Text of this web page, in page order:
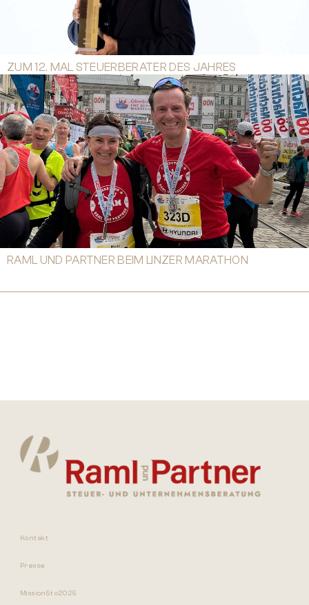
ZUM 12. MAL STEUERBERATER DES JAHRES
RAML UND PARTNER BEIM LINZER MARATHON
Kontakt
Presse
Mission5to2025